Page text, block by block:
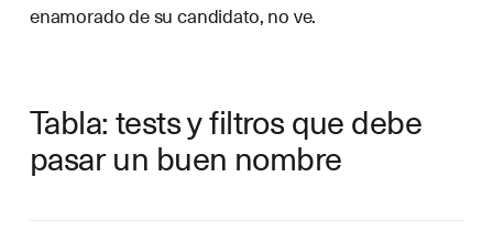
enamorado de su candidato, no ve.
Tabla: tests y filtros que debe
pasar un buen nombre